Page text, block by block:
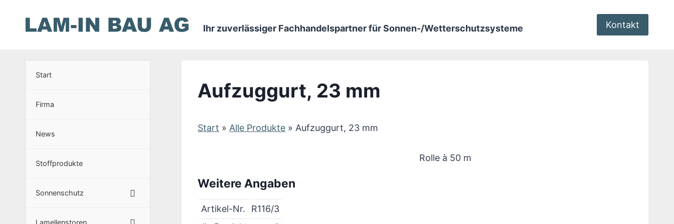
springen
Ihr zuverlässiger Fachhandelspartner für Sonnen-/Wetterschutzsysteme Kontakt
Aufzuggurt, 23 mm
Start »Alle Produkte »Aufzuggurt, 23 mm
Rolle à 50 m
Weitere Angaben
Artikel-Nr.
R116/3
Start
Firma
News
Stoffprodukte
Sonnenschutz